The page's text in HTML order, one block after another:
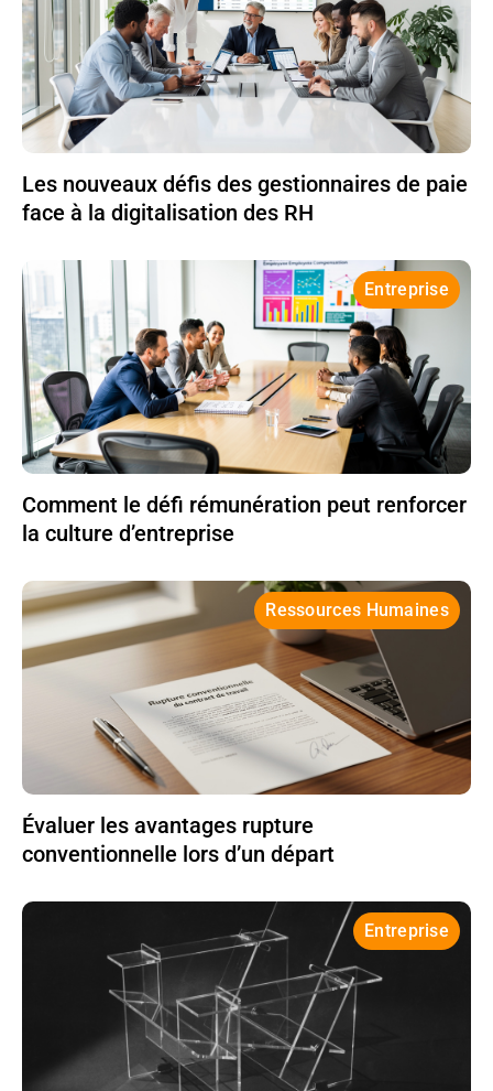
Les nouveaux défis des gestionnaires de paie
face à la digitalisation des RH
Entreprise
Comment le défi rémunération peut renforcer
la culture d’entreprise
Ressources Humaines
Évaluer les avantages rupture
conventionnelle lors d’un départ
Entreprise